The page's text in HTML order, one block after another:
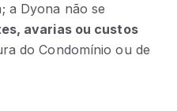
a Dyona não se
avarias ou custos
do Condomínio ou de